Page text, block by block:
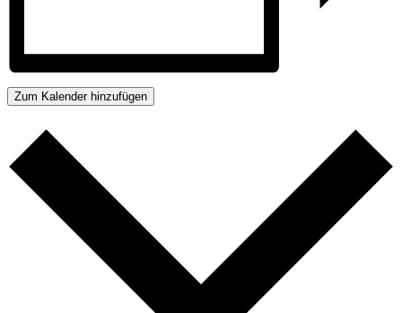
Zum Kalender hinzufügen